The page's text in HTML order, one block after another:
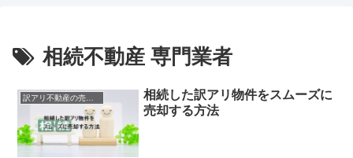
相続不動産 専門業者
訳アリ不動産の売却方法
相続した訳アリ物件をスムーズに
売却する方法